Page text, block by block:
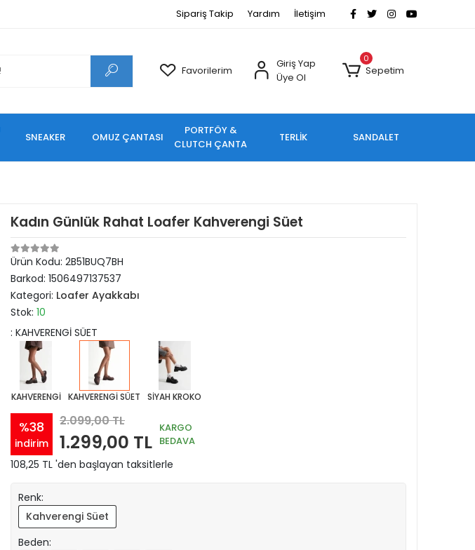
Sipariş Takip Yardım İletişim
Favorilerim
Giriş Yap
Üye Ol
0
Sepetim
SNEAKER OMUZ ÇANTASI
PORTFÖY &
CLUTCH ÇANTA
TERLİK SANDALET
Kadın Günlük Rahat Loafer Kahverengi Süet
Ürün Kodu: 2B51BUQ7BH
Barkod: 1506497137537
Kategori: Loafer Ayakkabı
Stok: 10
: KAHVERENGİ SÜET
KAHVERENGİ KAHVERENGİ SÜET SİYAH KROKO
%38
indirim
2.099,00 TL
1.299,00 TL
KARGO
BEDAVA
108,25 TL 'den başlayan taksitlerle
Renk:
Kahverengi Süet
Beden: